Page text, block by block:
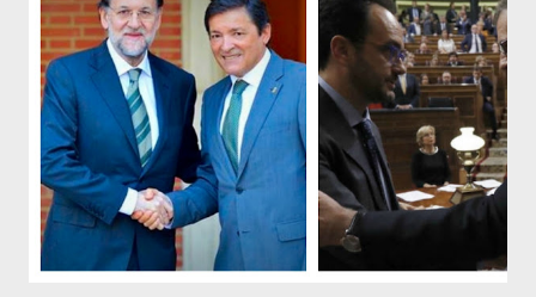
impuesto, sea por vocación o simplemente por no haber tenido
un trabajo en su vida, decidieron salir a la calle revestidos de la
sagrada túnica de la “indignación ciudadana” y con su actitud
crear una paradoja, se autodenominaban “movimiento 15M” y lo
que hicieron fue apoderarse de una plaza pública y allí sentaron
sus reales, bueno sus reales no,...